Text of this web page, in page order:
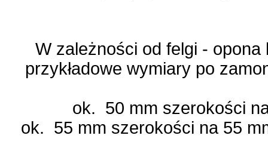
W zależności od felgi -
przykładowe wymiary po
ok. 50 mm szerokości
ok. 55 mm szerokości na 55